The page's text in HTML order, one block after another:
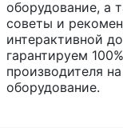
оборудование, а
советы и
интерактивной
гарантируем
производителя
оборудование.